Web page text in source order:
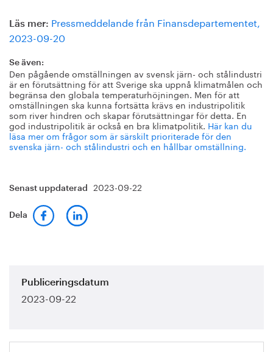
Läs mer: Pressmeddelande från Finansdepartementet,
2023-09-20
Se även:
Den pågående omställningen av svensk järn- och stålindustri
är en förutsättning för att Sverige ska uppnå klimatmålen och
begränsa den globala temperaturhöjningen. Men för att
omställningen ska kunna fortsätta krävs en industripolitik
som river hindren och skapar förutsättningar för detta. En
god industripolitik är också en bra klimatpolitik. Här kan du
läsa mer om frågor som är särskilt prioriterade för den
svenska järn- och stålindustri och en hållbar omställning.
Senast uppdaterad 2023-09-22
Dela
Publiceringsdatum
2023-09-22